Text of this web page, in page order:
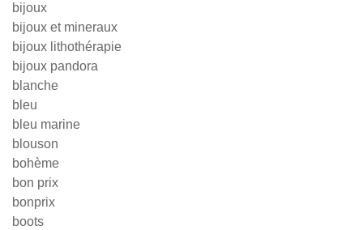
bijoux
bijoux et mineraux
bijoux lithothérapie
bijoux pandora
blanche
bleu
bleu marine
blouson
bohème
bon prix
bonprix
boots